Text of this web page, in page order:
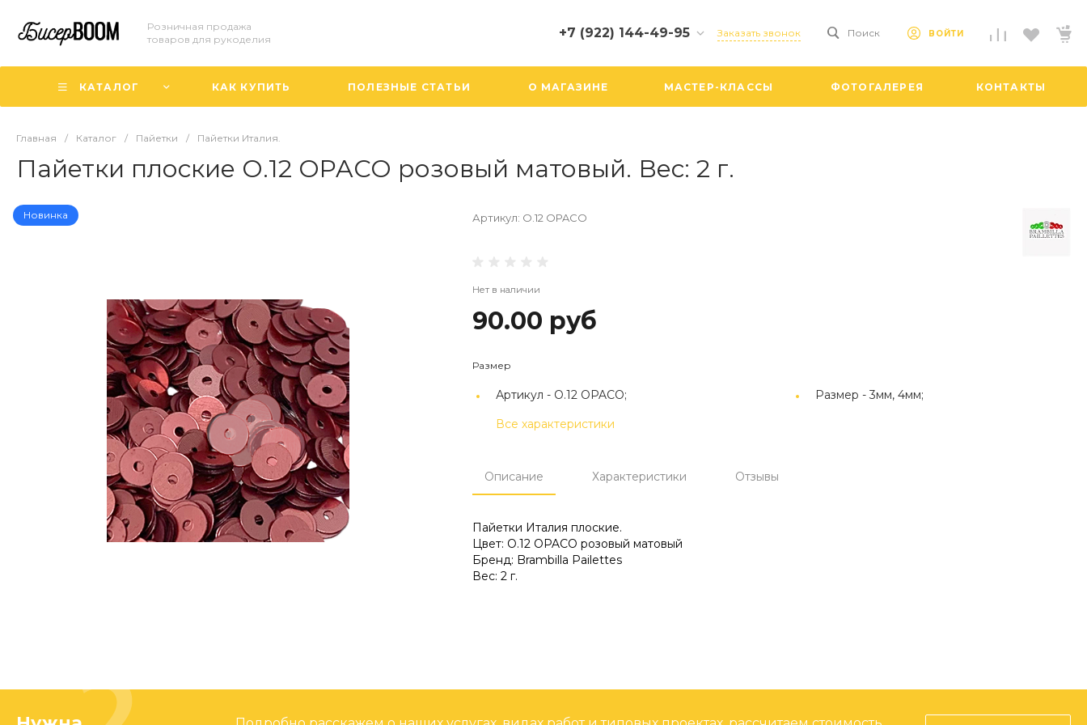
Розничная продажа
товаров для рукоделия
+7 (922) 144-49-95
+7 (922) 144-49-95
г. Екатеринбург,
info@biserboom.ru
Заказать звонок Поиск ВОЙТИ
КАТАЛОГ КАК КУПИТЬ ПОЛЕЗНЫЕ СТАТЬИ О МАГАЗИНЕ МАСТЕР-КЛАССЫ ФОТОГАЛЕРЕЯ КОНТАКТЫ
Главная / Каталог / Пайетки / Пайетки Италия.
Пайетки плоские О.12 OPACO розовый матовый. Вес: 2 г.
Новинка Артикул: О.12 OPACO
Нет в наличии
90.00 руб
Размер
Артикул - О.12 OPACO; Размер -3мм, 4мм;
Все характеристики
Описание Характеристики Отзывы
Пайетки Италия плоские.
Цвет: О.12 OPACO розовый матовый
Бренд: Brambilla Pailettes
Вес: 2 г.